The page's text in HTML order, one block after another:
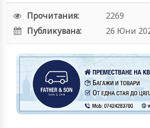
Прочитания:
2269
Публикувана:
26 Юни